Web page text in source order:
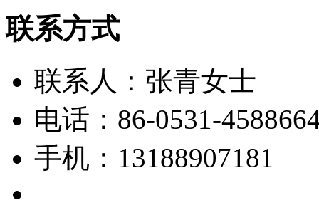
联系方式
联系人：张青女士
电话：86-0531-
手机：13188907181